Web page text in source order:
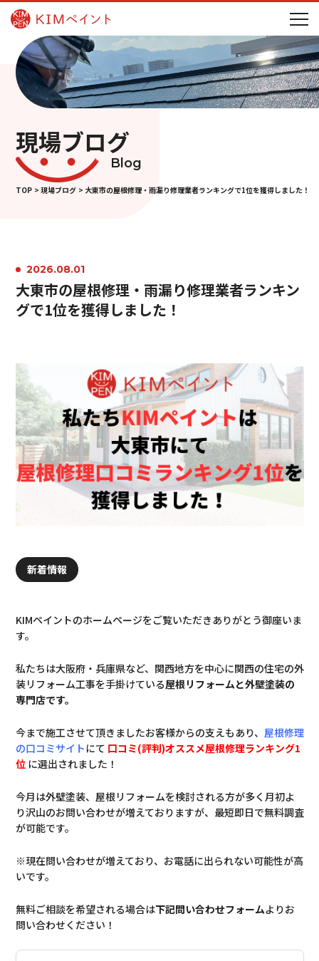
現場ブログ
Blog
TOP 現場ブログ 大東市の屋根修理・雨漏り修理業者ランキングで1位を獲得しました！
2026.08.01
大東市の屋根修理・雨漏り修理業者ランキン
グで1位を獲得しました！
新着情報
KIMペイントのホームページをご覧いただきありがとう御座いま
す。
私たちは大阪府・兵庫県など、関西地方を中心に関西の住宅の外
装リフォーム工事を手掛けている屋根リフォームと外壁塗装の
専門店です。
今まで施工させて頂きましたお客様からの支えもあり、 屋根修理
の口コミサイトにて 口コミ(評判)オススメ屋根修理ランキング1
位 に選出されました！
今月は外壁塗装、屋根リフォームを検討される方が多く月初よ
り沢山のお問い合わせが増えておりますが、最短即日で無料調査
が可能です。
※現在問い合わせが増えており、お電話に出られない可能性が高
いです。
無料ご相談を希望される場合は下記問い合わせフォームよりお
問い合わせください！